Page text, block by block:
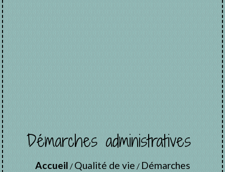
Démarches administratives
Accueil / Qualité de vie / Démarches